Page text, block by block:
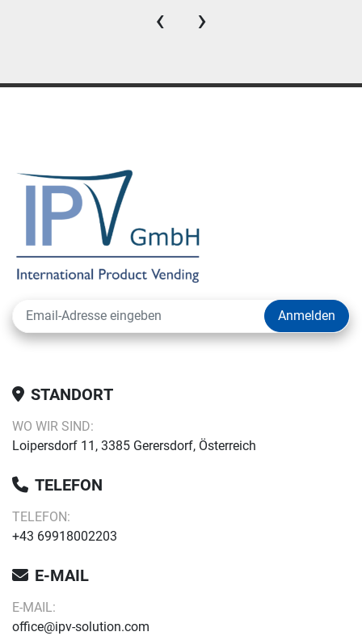
‹ ›
Anmelden
STANDORT
WO WIR SIND:
Loipersdorf 11, 3385 Gerersdorf, Österreich
TELEFON
TELEFON:
+43 69918002203
E-MAIL
E-MAIL:
office@ipv-solution.com